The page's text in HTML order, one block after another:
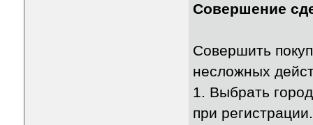
Совершение
Совершить
несложных
1. Выбрать
при